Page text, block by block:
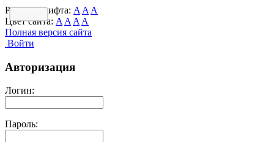
Размер шрифта: A A A
Цвет сайта: A A A A
Полная версия сайта
Войти
Авторизация
Логин:
Пароль: